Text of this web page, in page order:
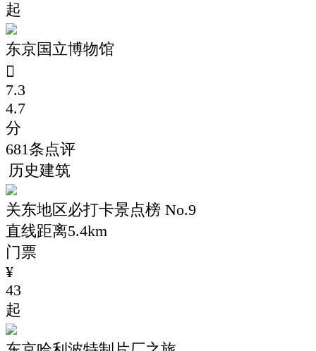
起
东京国立博物馆

7.3
4.7
分
681条点评
历史建筑
关东地区必打卡景点榜 No.9
直线距离5.4km
门票
¥
43
起